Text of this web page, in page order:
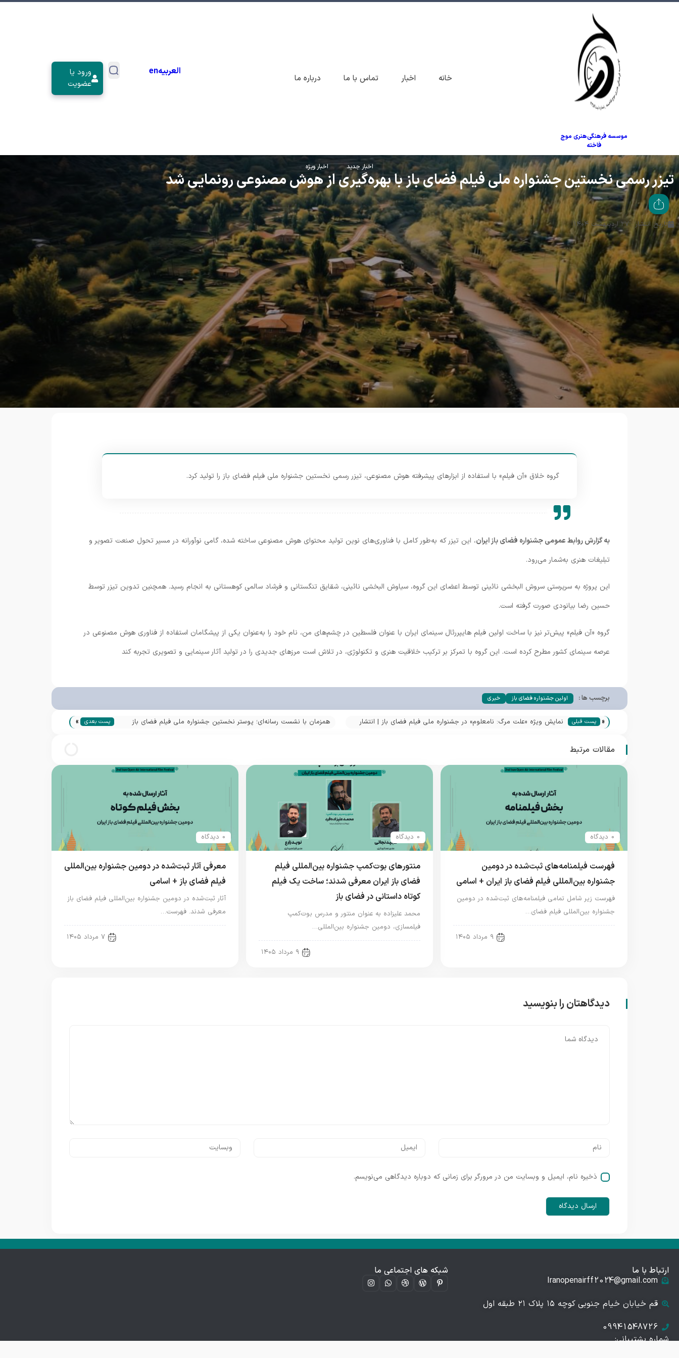
موسسه فرهنگی‌هنری موج
فاخته
خانه اخبار تماس با ما درباره ما
العربیهen
ورود یا
عضویت
اخبار جدید اخبار ویژه
تیزر رسمی نخستین جشنواره ملی فیلم فضای باز با بهره‌گیری از هوش مصنوعی رونمایی شد
تاریخ انتشار : ۲۷ اردیبهشت ۱۴۰۴
گروه خلاق «آن فیلم» با استفاده از ابزارهای پیشرفته هوش مصنوعی، تیزر رسمی نخستین جشنواره ملی فیلم فضای باز را تولید کرد.
به گزارش روابط عمومی جشنواره فضای باز ایران، این تیزر که به‌طور کامل با فناوری‌های نوین تولید محتوای هوش مصنوعی ساخته شده، گامی نوآورانه در مسیر تحول صنعت تصویر و
تبلیغات هنری به‌شمار می‌رود.
این پروژه به سرپرستی سروش البخشی نائینی توسط اعضای این گروه، سیاوش البخشی نائینی، شقایق تنگستانی و فرشاد سالمی کوهستانی به انجام رسید. همچنین تدوین تیزر توسط
حسین رضا بیانودی صورت گرفته است.
گروه «آن فیلم» پیش‌تر نیز با ساخت اولین فیلم هایپررئال سینمای ایران با عنوان فلسطین در چشم‌های من، نام خود را به‌عنوان یکی از پیشگامان استفاده از فناوری هوش مصنوعی در
عرصه سینمای کشور مطرح کرده است. این گروه با تمرکز بر ترکیب خلاقیت هنری و تکنولوژی، در تلاش است مرزهای جدیدی را در تولید آثار سینمایی و تصویری تجربه کند
برچسب ها : اولین جشنواره فضای باز خبری
« پست قبلی
نمایش ویژه «علت مرگ: نامعلوم» در جشنواره ملی فیلم فضای باز | انتشار
همزمان با نشست رسانه‌ای؛ پوستر نخستین جشنواره ملی فیلم فضای باز
پست بعدی »
مقالات مرتبط
0 دیدگاه
فهرست فیلمنامه‌های ثبت‌شده در دومین
جشنواره بین‌المللی فیلم فضای باز ایران + اسامی
فهرست زیر شامل تمامی فیلمنامه‌های ثبت‌شده در دومین
جشنواره بین‌المللی فیلم فضای…
۹ مرداد ۱۴۰۵
0 دیدگاه
منتورهای بوت‌کمپ جشنواره بین‌المللی فیلم
فضای باز ایران معرفی شدند؛ ساخت یک فیلم
کوتاه داستانی در فضای باز
محمد علیزاده به عنوان منتور و مدرس بوت‌کمپ
فیلمسازی، دومین جشنواره بین‌المللی…
۹ مرداد ۱۴۰۵
0 دیدگاه
معرفی آثار ثبت‌شده در دومین جشنواره بین‌المللی
فیلم فضای باز + اسامی
آثار ثبت‌شده در دومین جشنواره بین‌المللی فیلم فضای باز
معرفی شدند. فهرست…
۷ مرداد ۱۴۰۵
دیدگاهتان را بنویسید
ذخیره نام، ایمیل و وبسایت من در مرورگر برای زمانی که دوباره دیدگاهی می‌نویسم.
ارتباط با ما
Iranopenairff2024@gmail.com
قم خیابان خیام جنوبی کوچه ۱۵ پلاک ۲۱ طبقه اول
09941548726
شماره پشتیبانی:
شبکه های اجتماعی ما